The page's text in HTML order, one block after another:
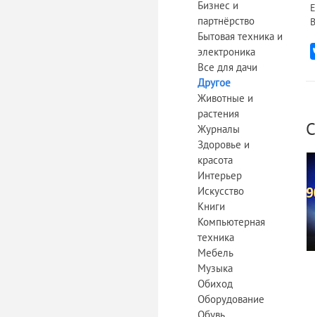
Бизнес и
партнёрство
Бытовая техника и
электроника
Все для дачи
Другое
Животные и
растения
Журналы
Здоровье и
красота
Интерьер
Искусство
Книги
Компьютерная
техника
Мебель
Музыка
Обиход
Оборудование